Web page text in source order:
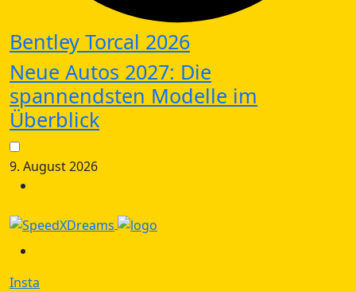
Bentley Torcal 2026
Neue Autos 2027: Die
spannendsten Modelle im
Überblick
9. August 2026
Insta